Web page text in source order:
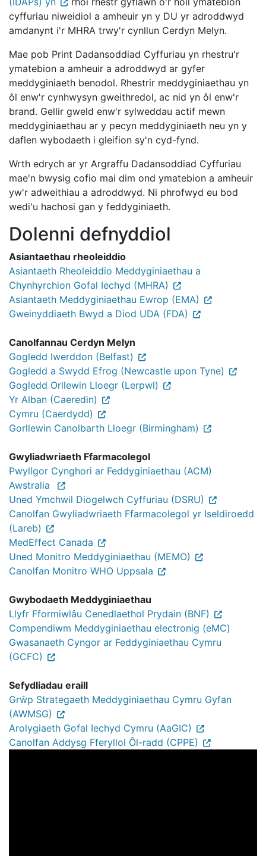
cyffuriau niweidiol a amheuir yn y DU yr adroddwyd
amdanynt i'r MHRA trwy'r cynllun Cerdyn Melyn.
Mae pob Print Dadansoddiad Cyffuriau yn rhestru'r
ymatebion a amheuir a adroddwyd ar gyfer
meddyginiaeth benodol. Rhestrir meddyginiaethau yn
ôl enw'r cynhwysyn gweithredol, ac nid yn ôl enw'r
brand. Gellir gweld enw'r sylweddau actif mewn
meddyginiaethau ar y pecyn meddyginiaeth neu yn y
daflen wybodaeth i gleifion sy'n cyd-fynd.
Wrth edrych ar yr Argraffu Dadansoddiad Cyffuriau
mae'n bwysig cofio mai dim ond ymatebion a amheuir
yw'r adweithiau a adroddwyd. Ni phrofwyd eu bod
wedi'u hachosi gan y feddyginiaeth.
Dolenni defnyddiol
Asiantaethau rheoleiddio
Asiantaeth Rheoleiddio Meddyginiaethau a
Chynhyrchion Gofal Iechyd (MHRA)
Asiantaeth Meddyginiaethau Ewrop (EMA)
Gweinyddiaeth Bwyd a Diod UDA (FDA)
Canolfannau Cerdyn Melyn
Gogledd Iwerddon (Belfast)
Gogledd a Swydd Efrog (Newcastle upon Tyne)
Gogledd Orllewin Lloegr (Lerpwl)
Yr Alban (Caeredin)
Cymru (Caerdydd)
Gorllewin Canolbarth Lloegr (Birmingham)
Gwyliadwriaeth Ffarmacolegol
Pwyllgor Cynghori ar Feddyginiaethau (ACM)
Awstralia
Uned Ymchwil Diogelwch Cyffuriau (DSRU)
Canolfan Gwyliadwriaeth Ffarmacolegol yr Iseldiroedd
(Lareb)
MedEffect Canada
Uned Monitro Meddyginiaethau (MEMO)
Canolfan Monitro WHO Uppsala
Gwybodaeth Meddyginiaethau
Llyfr Fformiwlâu Cenedlaethol Prydain (BNF)
Compendiwm Meddyginiaethau electronig (eMC)
Gwasanaeth Cyngor ar Feddyginiaethau Cymru
(GCFC)
Sefydliadau eraill
Grŵp Strategaeth Meddyginiaethau Cymru Gyfan
(AWMSG)
Arolygiaeth Gofal Iechyd Cymru (AaGIC)
Canolfan Addysg Fferyllol Ôl-radd (CPPE)